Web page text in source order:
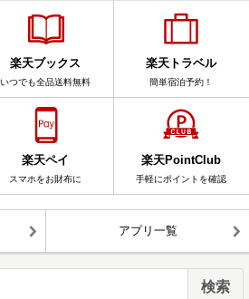
楽天ブックス
いつでも全品送料無料
楽天トラベル
簡単宿泊予約！
楽天ペイ
スマホをお財布に
楽天PointClub
手軽にポイントを確認
アプリ一覧